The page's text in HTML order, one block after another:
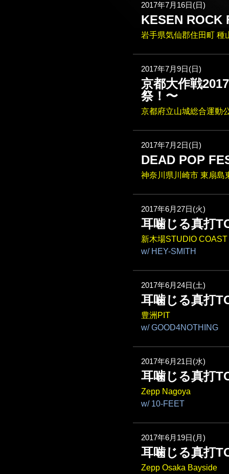
2017年7月16日(日)
KESEN ROCK
岩手県気仙郡住田町 種
2017年7月9日(日)
京都大作戦
祭！〜
京都府立山城総合運動
2017年7月2日(日)
DEAD POP
神奈川県川崎市 東扇島
2017年6月27日(火)
耳噛じる真打
新木場STUDIO COAST
w/ HEY-SMITH
2017年6月24日(土)
耳噛じる真打
豊洲PIT
w/ GOOD4NOTHING
2017年6月21日(水)
耳噛じる真打
Zepp Nagoya
w/ 10-FEET
2017年6月19日(月)
耳噛じる真打
Zepp Osaka Bayside